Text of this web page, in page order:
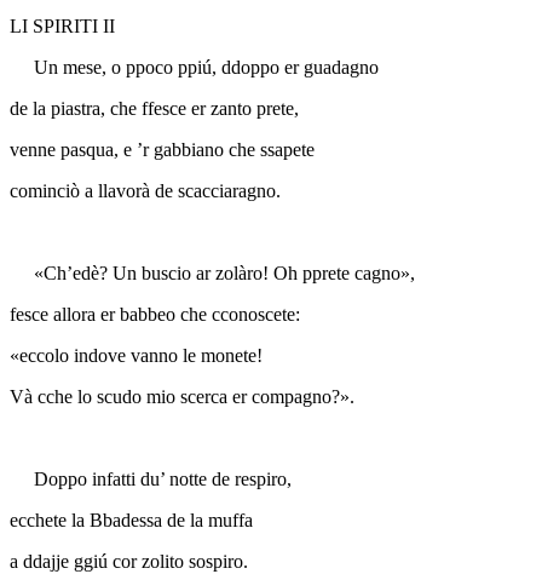
LI SPIRITI II
Un mese, o ppoco ppiú, ddoppo er guadagno
de la piastra, che ffesce er zanto prete,
venne pasqua, e ’r gabbiano che ssapete
cominciò a llavorà de scacciaragno.
«Ch’edè? Un buscio ar zolàro! Oh pprete cagno»,
fesce allora er babbeo che cconoscete:
«eccolo indove vanno le monete!
Và cche lo scudo mio scerca er compagno?».
Doppo infatti du’ notte de respiro,
ecchete la Bbadessa de la muffa
a ddajje ggiú cor zolito sospiro.